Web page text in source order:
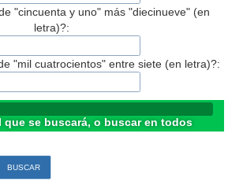
"cincuenta y uno" más "diecinueve" (en
letra)?:
"mil cuatrocientos" entre siete (en letra)?:
que se buscará, o buscar en todos